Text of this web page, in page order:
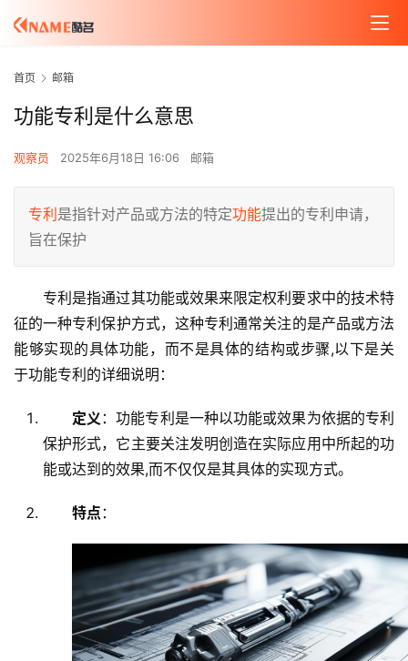
首页 邮箱
功能专利是什么意思
观察员 2025年6月18日 16:06 邮箱
专利 是指针对产品或方法的特定功能提出的专利申请，
旨在保护
专利是指通过其功能或效果来限定权利要求中的技术特
征的一种专利保护方式，这种专利通常关注的是产品或方法
能够实现的具体功能，而不是具体的结构或步骤,以下是关
于功能专利的详细说明：
定义 ：功能专利是一种以功能或效果为依据的专利
保护形式，它主要关注发明创造在实际应用中所起的功
能或达到的效果,而不仅仅是其具体的实现方式。
特点 ：